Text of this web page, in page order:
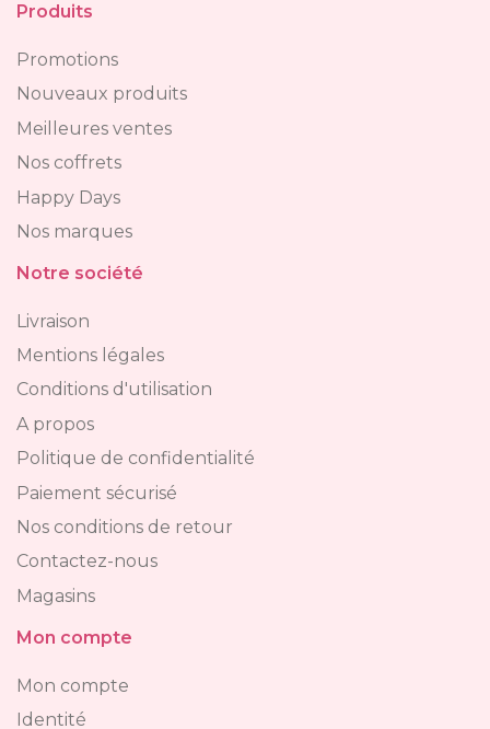
Produits
Promotions
Nouveaux produits
Meilleures ventes
Nos coffrets
Happy Days
Nos marques
Notre société
Livraison
Mentions légales
Conditions d'utilisation
A propos
Politique de confidentialité
Paiement sécurisé
Nos conditions de retour
Contactez-nous
Magasins
Mon compte
Mon compte
Identité